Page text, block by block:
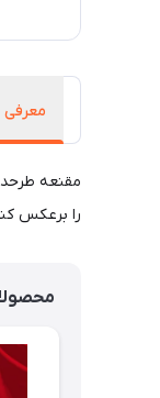
معرفی
مقنعه
را برعکس